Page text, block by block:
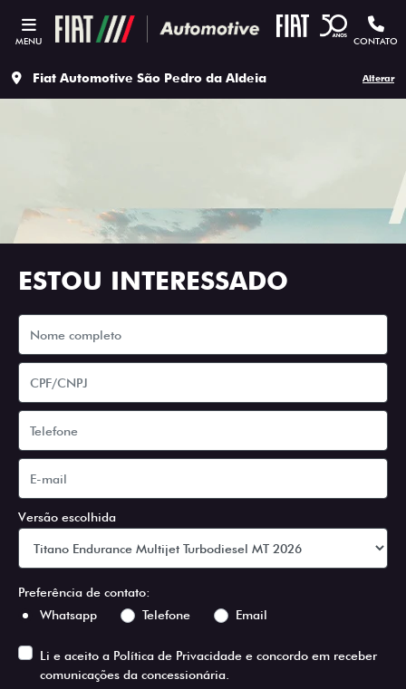
MENU CONTATO
Fiat Automotive São Pedro da Aldeia Alterar
ESTOU INTERESSADO
Versão escolhida
Preferência de contato:
Whatsapp
Telefone Email
Li e aceito a Política de Privacidade e concordo em receber
comunicações da concessionária.